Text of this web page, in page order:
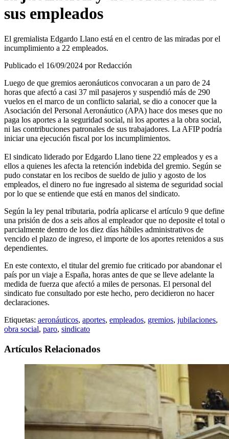
sus empleados
El gremialista Edgardo Llano está en el centro de las miradas por el
incumplimiento a 22 empleados.
Publicado el 16/09/2024 por Redacción
Luego de que gremios aeronáuticos convocaran a un paro de 24
horas que afectó a casi 37 mil pasajeros y suspendió más de 290
vuelos en el marco de un conflicto salarial, se dio a conocer que la
Asociación del Personal Aeronáutico (APA) hace dos meses que no
paga los aportes a la seguridad social, ni los aportes a la obra social,
ni las contribuciones patronales de sus trabajadores. La AFIP podría
iniciar una ejecución fiscal por los incumplimientos.
El sindicato liderado por Edgardo Llano tiene 22 empleados y es a
ellos a quienes les afecta la retención indebida del gremio. Según se
pudo constatar en los recibos de sueldo de julio y agosto de los
empleados, el dinero no fue ingresado al sistema de seguridad social
por lo que se entiende que está en manos del sindicato.
Según la ley penal tributaria, podría aplicarse el artículo 9 que define
una prisión de dos a seis años al empleador que no deposite el total o
parcialmente dentro de los diez días hábiles administrativos de
vencido el plazo de ingreso, el importe de los aportes retenidos a sus
dependientes.
En este contexto, el titular del gremio fue criticado por abandonar el
país por un viaje a España, horas antes de que se lleve adelante la
medida de fuerza que afectó a miles de personas. El personal del
sindicato fue consultado por este hecho, pero decidieron no hacer
declaraciones.
Etiquetas: aeronáuticos, aportes, empleados, gremios, jubilaciones,
obra social, paro, sindicato
Artículos Relacionados